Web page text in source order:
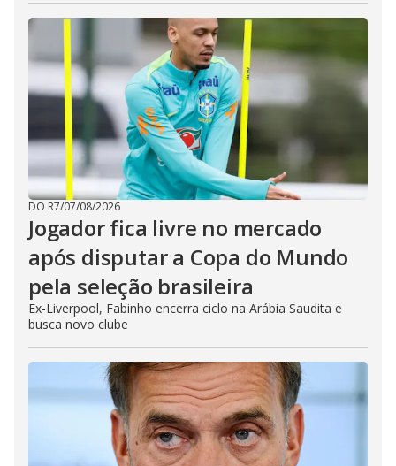
DO R7/07/08/2026
Jogador fica livre no mercado
após disputar a Copa do Mundo
pela seleção brasileira
Ex-Liverpool, Fabinho encerra ciclo na Arábia Saudita e
busca novo clube